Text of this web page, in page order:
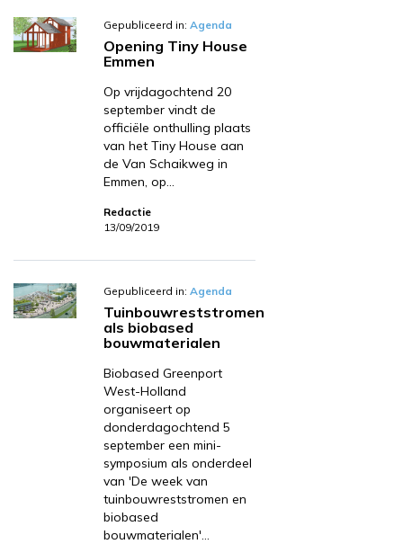
Gepubliceerd in: Agenda
Opening Tiny House
Emmen
Op vrijdagochtend 20
september vindt de
officiële onthulling plaats
van het Tiny House aan
de Van Schaikweg in
Emmen, op…
Redactie
13/09/2019
Gepubliceerd in: Agenda
Tuinbouwreststromen
als biobased
bouwmaterialen
Biobased Greenport
West-Holland
organiseert op
donderdagochtend 5
september een mini-
symposium als onderdeel
van 'De week van
tuinbouwreststromen en
biobased
bouwmaterialen'…